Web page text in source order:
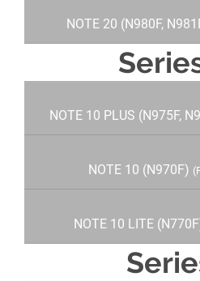
NOTE 20 (N980F,
NOTE 10 PLUS (N975F,
NOTE 10 (N970F)
NOTE 10 LITE